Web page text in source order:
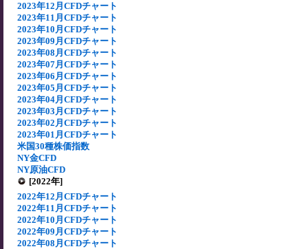
2023年12月CFDチャート
2023年11月CFDチャート
2023年10月CFDチャート
2023年09月CFDチャート
2023年08月CFDチャート
2023年07月CFDチャート
2023年06月CFDチャート
2023年05月CFDチャート
2023年04月CFDチャート
2023年03月CFDチャート
2023年02月CFDチャート
2023年01月CFDチャート
米国30種株価指数
NY金CFD
NY原油CFD
[2022年]
2022年12月CFDチャート
2022年11月CFDチャート
2022年10月CFDチャート
2022年09月CFDチャート
2022年08月CFDチャート